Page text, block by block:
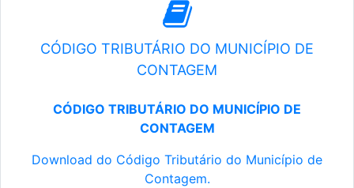
CÓDIGO TRIBUTÁRIO DO MUNICÍPIO DE
CONTAGEM
CÓDIGO TRIBUTÁRIO DO MUNICÍPIO DE
CONTAGEM
Download do Código Tributário do Município de
Contagem.